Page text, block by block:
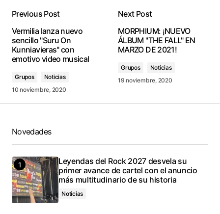
Previous Post
Vermilia lanza nuevo
sencillo "Suru On
Kunniavieras" con
emotivo video musical
Grupos
Noticias
10 noviembre, 2020
Next Post
MORPHIUM: ¡NUEVO
ÁLBUM "THE FALL" EN
MARZO DE 2021!
Grupos
Noticias
19 noviembre, 2020
Novedades
Leyendas del Rock 2027 desvela su
primer avance de cartel con el anuncio
más multitudinario de su historia
Noticias